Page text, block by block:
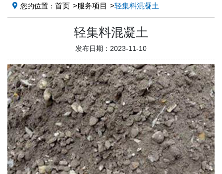
您的位置： 首页 服务项目 轻集料混凝土
轻集料混凝土
发布日期：2023-11-10